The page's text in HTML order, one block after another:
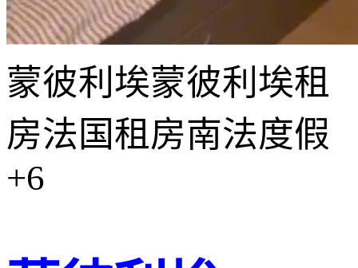
蒙彼利埃蒙彼利埃租
房法国租房南法度假
+6